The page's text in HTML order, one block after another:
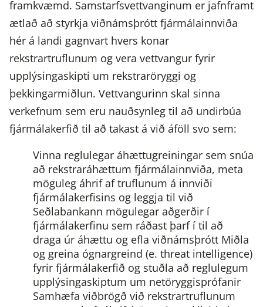
framkvæmd. Samstarfsvettvanginum er jafnframt
ætlað að styrkja viðnámsþrótt fjármálainnviða
hér á landi gagnvart hvers konar
rekstrartruflunum og vera vettvangur fyrir
upplýsingaskipti um rekstraröryggi og
þekkingarmiðlun. Vettvangurinn skal sinna
verkefnum sem eru nauðsynleg til að undirbúa
fjármálakerfið til að takast á við áföll svo sem:
Vinna reglulegar áhættugreiningar sem snúa
að rekstraráhættum fjármálainnviða, meta
möguleg áhrif af truflunum á innviði
fjármálakerfisins og leggja til við
Seðlabankann mögulegar aðgerðir í
fjármálakerfinu sem ráðast þarf í til að
draga úr áhættu og efla viðnámsþrótt Miðla
og greina ógnargreind (e. threat intelligence)
fyrir fjármálakerfið og stuðla að reglulegum
upplýsingaskiptum um netöryggisprófanir
Samhæfa viðbrögð við rekstrartruflunum